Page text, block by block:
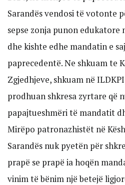
Sarandës vendosi të votonte
sepse zonja punon edukatore
dhe kishte edhe mandatin e
paprecedentë. Ne shkuam te
Zgjedhjeve, shkuam në
prodhuan shkresa zyrtare që
papajtueshmëri të mandatit
Mirëpo patronazhistët në
Sarandës nuk pyetën për
prapë se prapë ia hoqën
vinim të bënim një betejë